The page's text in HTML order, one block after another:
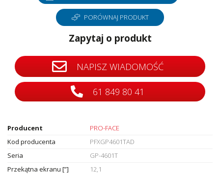
PORÓWNAJ PRODUKT
Zapytaj o produkt
NAPISZ WIADOMOŚĆ
61 849 80 41
Producent
PRO-FACE
Kod producenta
PFXGP4601TAD
Seria
GP-4601T
Przekątna ekranu [”]
12,1